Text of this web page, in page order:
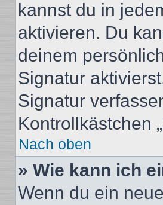
kannst du in
aktivieren. Du
deinem
Signatur
Signatur
Kontrollkästchen
Nach oben
» Wie kann ich
Wenn du ein